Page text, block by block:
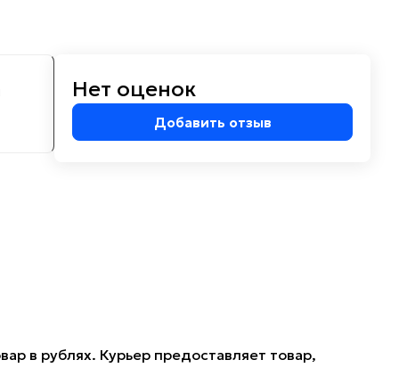
Нет оценок
Добавить отзыв
в рублях. Курьер предоставляет товар,